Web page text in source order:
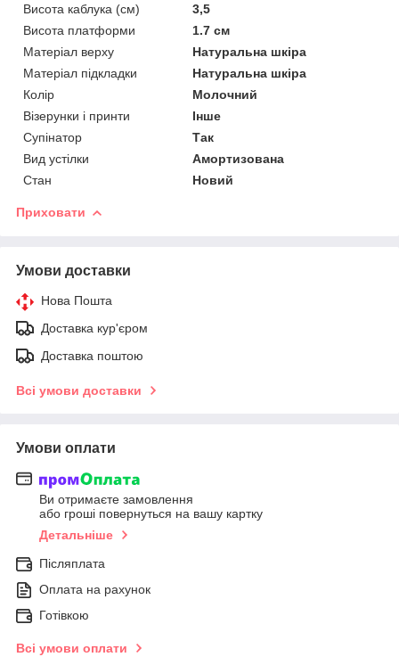
Висота каблука (см)
3,5
Висота платформи
1.7 см
Матеріал верху
Натуральна шкіра
Матеріал підкладки
Натуральна шкіра
Колір
Молочний
Візерунки і принти
Інше
Супінатор
Так
Вид устілки
Амортизована
Стан
Новий
Приховати
Умови доставки
Нова Пошта
Доставка кур'єром
Доставка поштою
Всі умови доставки
Умови оплати
Ви отримаєте замовлення
або гроші повернуться на вашу картку
Детальніше
Післяплата
Оплата на рахунок
Готівкою
Всі умови оплати